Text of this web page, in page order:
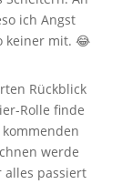
ich Angst
keiner mit. 😂
Rückblick
Rolle finde
werde
alles passiert